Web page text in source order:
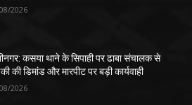
2026
कसया थाने के सिपाही पर ढाबा संचालक से
की डिमांड और मारपीट पर बड़ी कार्यवाही
2026